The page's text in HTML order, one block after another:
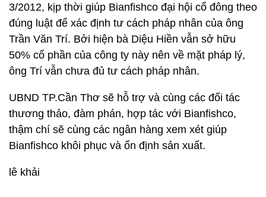
3/2012, kịp thời giúp Bianfishco đại hội cổ đông theo
đúng luật để xác định tư cách pháp nhân của ông
Trần Văn Trí. Bởi hiện bà Diệu Hiền vẫn sở hữu
50% cổ phần của công ty này nên về mặt pháp lý,
ông Trí vẫn chưa đủ tư cách pháp nhân.
UBND TP.Cần Thơ sẽ hỗ trợ và cùng các đối tác
thương thảo, đàm phán, hợp tác với Bianfishco,
thậm chí sẽ cùng các ngân hàng xem xét giúp
Bianfishco khôi phục và ổn định sản xuất.
lê khải